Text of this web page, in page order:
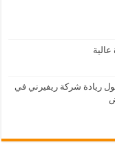
ريادة شركة ريفيرني في